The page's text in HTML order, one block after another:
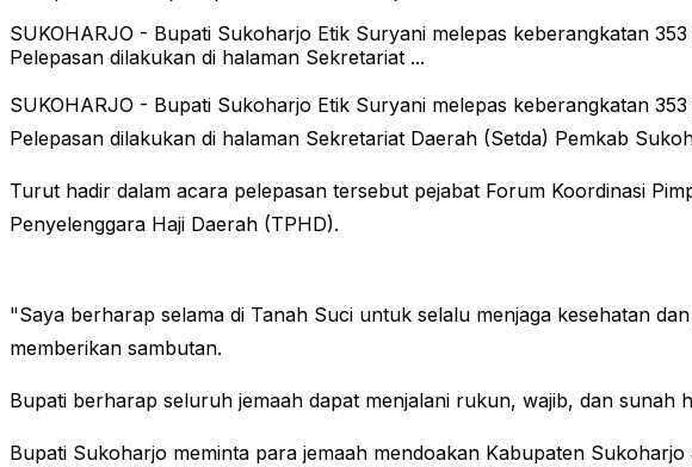
SUKOHARJO - Bupati Sukoharjo Etik Suryani melepas keberangkatan
Pelepasan dilakukan di halaman Sekretariat ...
SUKOHARJO - Bupati Sukoharjo Etik Suryani melepas keberangkatan
Pelepasan dilakukan di halaman Sekretariat Daerah (Setda) Pemkab
Turut hadir dalam acara pelepasan tersebut pejabat Forum Koordinasi
Penyelenggara Haji Daerah (TPHD).
"Saya berharap selama di Tanah Suci untuk selalu menjaga kesehatan
memberikan sambutan.
Bupati berharap seluruh jemaah dapat menjalani rukun, wajib, dan sunah
Bupati Sukoharjo meminta para jemaah mendoakan Kabupaten